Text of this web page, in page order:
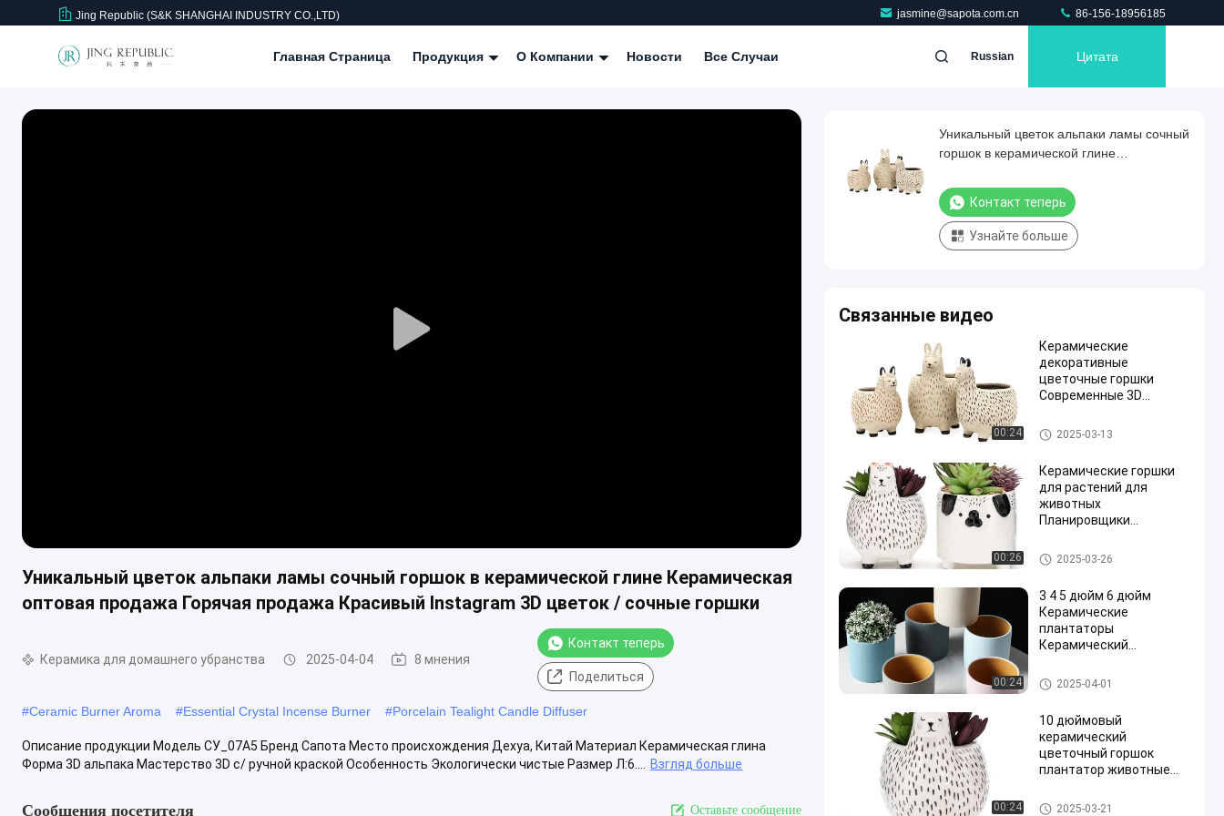
Jing Republic (S&K SHANGHAI INDUSTRY CO.,LTD) jasmine@sapota.com.cn 86-156-18956185
Главная Страница Продукция О Компании Новости Все Случаи Russian Цитата
Play
Уникальный цветок альпаки ламы сочный горшок в керамической глине Керамическая
оптовая продажа Горячая продажа Красивый Instagram 3D цветок / сочные горшки
Керамика для домашнего убранства 2025-04-04 8 мнения
Контакт теперь
Поделиться
#Ceramic Burner Aroma #Essential Crystal Incense Burner #Porcelain Tealight Candle Diffuser
Описание продукции Модель СУ_07A5 Бренд Сапота Место происхождения Дехуа, Китай Материал Керамическая глина
Форма 3D альпака Мастерство 3D с/ ручной краской Особенность Экологически чистые Размер Л:6....
Взгляд больше
Сообщения посетителя Оставьте сообщение
Уникальный цветок альпаки ламы сочный
горшок в керамической глине
продажа Красивый Instagram 3D цветок /
сочные горшки
Контакт теперь
Узнайте больше
Связанные видео
00:24
Керамические
декоративные
цветочные горшки
Современные 3D
форме внутреннего 6
дюймов 12 "
Ceramic Succulent Pot
2025-03-13
00:26
Керамические горшки
для растений для
животных
Планировщики
для растений для
растений для животных
Ceramic Succulent Pot
2025-03-26
00:24
3 4 5 дюйм 6 дюйм
Керамические
плантаторы
Керамический
плантационный горшок
Скандинавский
цветочный горшок
Ceramic Succulent Pot
2025-04-01
00:24
10 дюймовый
керамический
цветочный горшок
плантатор животные
сочные растения
Ceramic Succulent Pot
2025-03-21